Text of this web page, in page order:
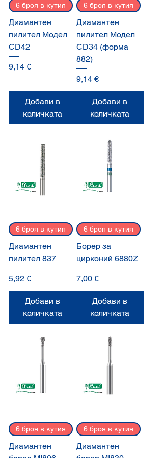
6 броя в кутия
Диамантен
пилител Модел
CD42
Цена
9,14 €
Добави в
количката
6 броя в кутия
Диамантен
пилител Модел
CD34 (форма
882)
Цена
9,14 €
Добави в
количката
6 броя в кутия
Диамантен
пилител 837
Цена
5,92 €
Добави в
количката
6 броя в кутия
Борер за
цирконий 6880Z
Цена
7,00 €
Добави в
количката
6 броя в кутия
Диамантен
6 броя в кутия
Диамантен